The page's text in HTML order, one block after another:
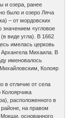
и озера, ранее
было и озеро Ляча
– от мордовских
значением «угловое
(в виде угла). В 1662
имелась церковь
Михаила. В
именовалось
Колояр
в отличие от села
Колоярчика
расположенного в
на правом
Мокши, основанного